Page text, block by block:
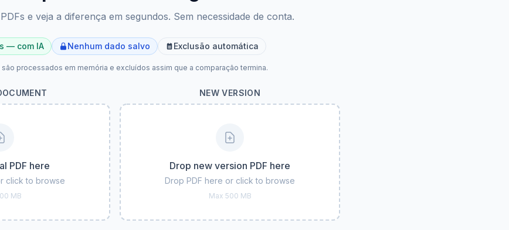
e veja a diferença em segundos. Sem necessidade de conta.
— com IA Nenhum dado salvo Exclusão automática
são processados em memória e excluídos assim que a comparação termina.
PDF here
click to browse
MB
NEW VERSION
Drop new version PDF here
Drop PDF here or click to browse
Max 500 MB